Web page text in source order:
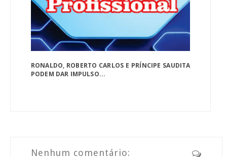
RONALDO, ROBERTO CARLOS E PRÍNCIPE SAUDITA
PODEM DAR IMPULSO...
Nenhum comentário: